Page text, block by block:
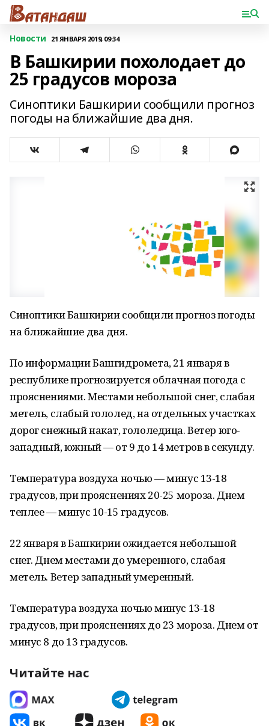
Новости 21 ЯНВАРЯ 2019, 09:34
В Башкирии похолодает до
25 градусов мороза
Синоптики Башкирии сообщили прогноз
погоды на ближайшие два дня.
Синоптики Башкирии сообщили прогноз погоды
на ближайшие два дня.
По информации Башгидромета, 21 января в
республике прогнозируется облачная погода с
прояснениями. Местами небольшой снег, слабая
метель, слабый гололед, на отдельных участках
дорог снежный накат, гололедица. Ветер юго-
западный, южный — от 9 до 14 метров в секунду.
Температура воздуха ночью — минус 13-18
градусов, при прояснениях 20-25 мороза. Днем
теплее — минус 10-15 градусов.
22 января в Башкирии ожидается небольшой
снег. Днем местами до умеренного, слабая
метель. Ветер западный умеренный.
Температура воздуха ночью минус 13-18
градусов, при прояснениях до 23 мороза. Днем от
минус 8 до 13 градусов.
Читайте нас